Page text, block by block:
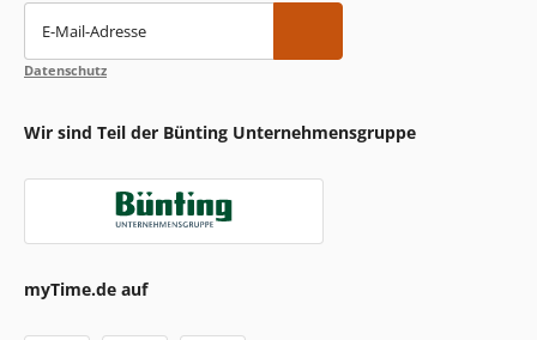
E-Mail-Adresse
Datenschutz
Wir sind Teil der Bünting Unternehmensgruppe
myTime.de auf